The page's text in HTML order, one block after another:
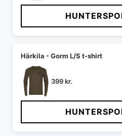
Härkila - Gorm L/S t-shirt
399kr.